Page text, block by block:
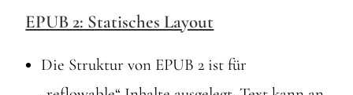
EPUB 2: Statisches Layout
Die Struktur von EPUB 2 ist für